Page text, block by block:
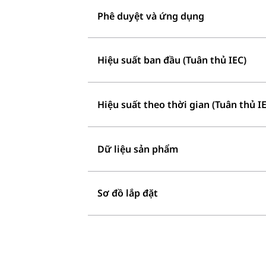
Phê duyệt và ứng dụng
Hiệu suất ban đầu (Tuân thủ IEC)
Hiệu suất theo thời gian (Tuân thủ
Dữ liệu sản phẩm
Sơ đồ lắp đặt